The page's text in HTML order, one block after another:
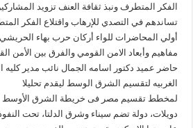
الفكر المتطرف ونبذ ثقافة العنف تزويد
تساندهم في التصدي للإرهاب واقتلاع الفكر
أولي المحاضرات للواء أركان حرب بهاء
مفاهيم وأبعاد الامن القومي والفرق بين الأمن
حاضر عميد دكتور اسامه الجمال نائب مدير
الغربيه لتقسيم الشرق الوسط ليقدم تحليلا
لمخطط تقسيم مصر فى خريطة الشرق الأوسط
دويلات، دولة تضم سيناء وشرق الدلتا، تحت